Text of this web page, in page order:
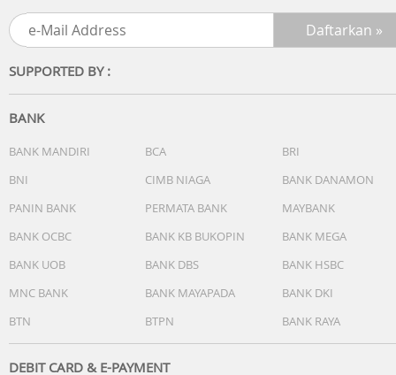
SUPPORTED BY :
BANK
BANK MANDIRI BCA
BRI
BNI
CIMB NIAGA
BANK DANAMON
PANIN BANK
PERMATA BANK
MAYBANK
BANK OCBC
BANK KB BUKOPIN
BANK MEGA
BANK UOB
BANK DBS
BANK HSBC
MNC BANK
BANK MAYAPADA
BANK DKI
BTN
BTPN BANK RAYA
DEBIT CARD & E-PAYMENT